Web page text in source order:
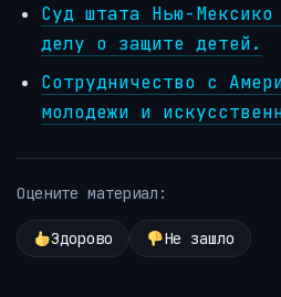
Суд штата Нью-
делу о защите детей.
Сотрудничество с
молодежи и
Оцените материал:
Здорово Не зашло